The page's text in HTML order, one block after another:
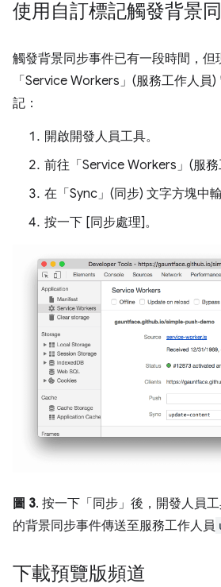
使用自訂標記觸發背景
觸發背景同步事件已有一段時間，但
「Service Workers」(服務工作人員)
記：
開啟開發人員工具。
前往「Service Workers」(服
在「Sync」(同步) 文字方塊中
按一下 [同步處理]。
圖 3. 按一下「同步」 後，開發人員
的背景同步事件傳送至服務工作人員
下載預覽版頻道